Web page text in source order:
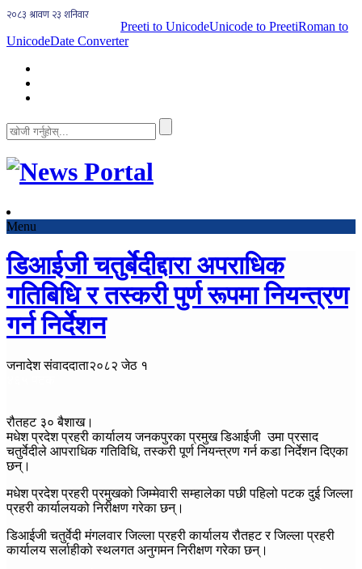
Preeti to UnicodeUnicode to PreetiRoman to
UnicodeDate Converter
Menu
डिआईजी चतुर्बेदीद्दारा अपराधिक
गतिबिधि र तस्करी पुर्ण रूपमा नियन्त्रण
गर्न निर्देशन
जनादेश संवाददाता२०८२ जेठ १
रौतहट ३० बैशाख।
मधेश प्रदेश प्रहरी कार्यालय जनकपुरका प्रमुख डिआईजी उमा प्रसाद
चतुर्वेदीले आपराधिक गतिविधि, तस्करी पूर्ण नियन्त्रण गर्न कडा निर्देशन दिएका
छन्।
मधेश प्रदेश प्रहरी प्रमुखको जिम्मेवारी सम्हालेका पछी पहिलो पटक दुई जिल्ला
प्रहरी कार्यालयको निरीक्षण गरेका छन्।
डिआईजी चतुर्वेदी मंगलवार जिल्ला प्रहरी कार्यालय रौतहट र जिल्ला प्रहरी
कार्यालय सर्लाहीको स्थलगत अनुगमन निरीक्षण गरेका छन्।